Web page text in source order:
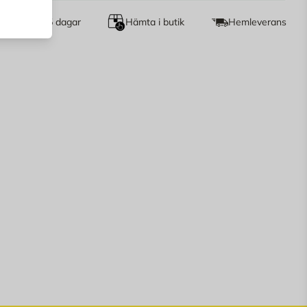
köp i 365 dagar Hämta i butik Hemleverans